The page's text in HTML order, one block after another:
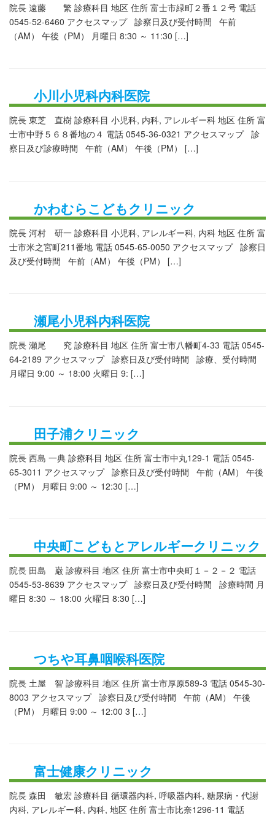
院長 遠藤 繁 診療科目 地区 住所 富士市緑町２番１２号 電話
0545-52-6460 アクセスマップ 診察日及び受付時間 午前
（AM） 午後（PM） 月曜日 8:30 ～ 11:30 […]
小川小児科内科医院
院長 東芝 直樹 診療科目 小児科, 内科, アレルギー科 地区 住所 富
士市中野５６８番地の４ 電話 0545-36-0321 アクセスマップ 診
察日及び診療時間 午前（AM） 午後（PM） […]
かわむらこどもクリニック
院長 河村 研一 診療科目 小児科, アレルギー科, 内科 地区 住所 富
士市米之宮町211番地 電話 0545-65-0050 アクセスマップ 診察日
及び受付時間 午前（AM） 午後（PM） […]
瀬尾小児科内科医院
院長 瀬尾 究 診療科目 地区 住所 富士市八幡町4-33 電話 0545-
64-2189 アクセスマップ 診察日及び受付時間 診療、受付時間
月曜日 9:00 ～ 18:00 火曜日 9: […]
田子浦クリニック
院長 西島 一典 診療科目 地区 住所 富士市中丸129-1 電話 0545-
65-3011 アクセスマップ 診察日及び受付時間 午前（AM） 午後
（PM） 月曜日 9:00 ～ 12:30 […]
中央町こどもとアレルギークリニック
院長 田島 巌 診療科目 地区 住所 富士市中央町１－２－２ 電話
0545-53-8639 アクセスマップ 診察日及び受付時間 診療時間 月
曜日 8:30 ～ 18:00 火曜日 8:30 […]
つちや耳鼻咽喉科医院
院長 土屋 智 診療科目 地区 住所 富士市厚原589-3 電話 0545-30-
8003 アクセスマップ 診察日及び受付時間 午前（AM） 午後
（PM） 月曜日 9:00 ～ 12:00 3 […]
富士健康クリニック
院長 森田 敏宏 診療科目 循環器内科, 呼吸器内科, 糖尿病・代謝
内科, アレルギー科, 内科, 地区 住所 富士市比奈1296-11 電話